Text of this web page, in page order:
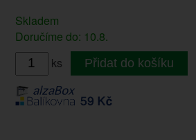
Skladem
Doručíme do: 10.8.
ks
Přidat do košíku